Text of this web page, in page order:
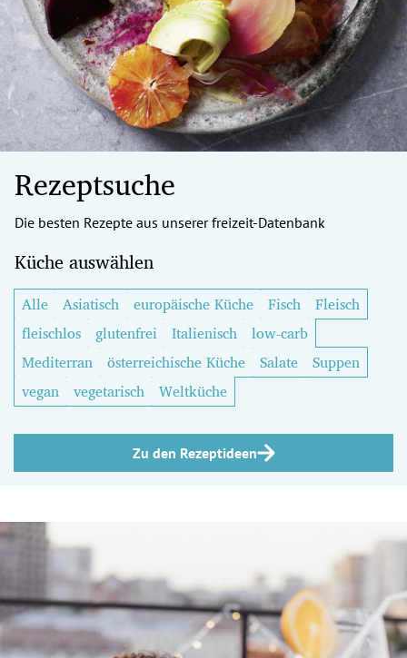
Rezeptsuche
Die besten Rezepte aus unserer freizeit-Datenbank
Küche auswählen
Alle Asiatisch europäische Küche Fisch
Fleisch
fleischlos
glutenfrei Italienisch
low-carb
Mediterran
österreichische Küche Salate
Suppen
vegan
vegetarisch Weltküche
Zu den Rezeptideen